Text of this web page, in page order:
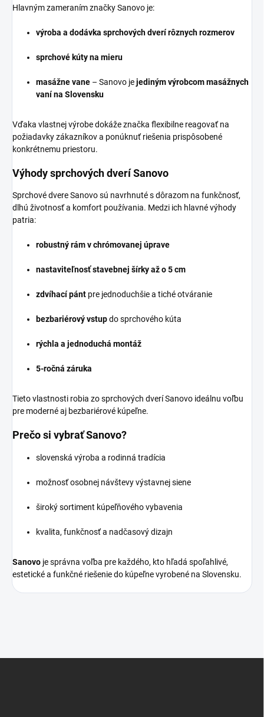
Hlavným zameraním značky Sanovo je:
výroba a dodávka sprchových dverí rôznych rozmerov
sprchové kúty na mieru
masážne vane – Sanovo jejediným výrobcom masážnych
vaní na Slovensku
Vďaka vlastnej výrobe dokáže značka flexibilne reagovať na
požiadavky zákazníkov a ponúknuť riešenia prispôsobené
konkrétnemu priestoru.
Výhody sprchových dverí Sanovo
Sprchové dvere Sanovo sú navrhnuté s dôrazom na funkčnosť,
dlhú životnosť a komfort používania. Medzi ich hlavné výhody
patria:
robustný rám v chrómovanej úprave
nastaviteľnosť stavebnej šírky až o 5 cm
zdvíhací pánt pre jednoduchšie a tiché otváranie
bezbariérový vstupdo sprchového kúta
rýchla a jednoduchá montáž
5-ročná záruka
Tieto vlastnosti robia zo sprchových dverí Sanovo ideálnu voľbu
pre moderné aj bezbariérové kúpeľne.
Prečo si vybrať Sanovo?
slovenská výroba a rodinná tradícia
možnosť osobnej návštevy výstavnej siene
široký sortiment kúpeľňového vybavenia
kvalita, funkčnosť a nadčasový dizajn
Sanovo je správna voľba pre každého, kto hľadá spoľahlivé,
estetické a funkčné riešenie do kúpeľne vyrobené na Slovensku.